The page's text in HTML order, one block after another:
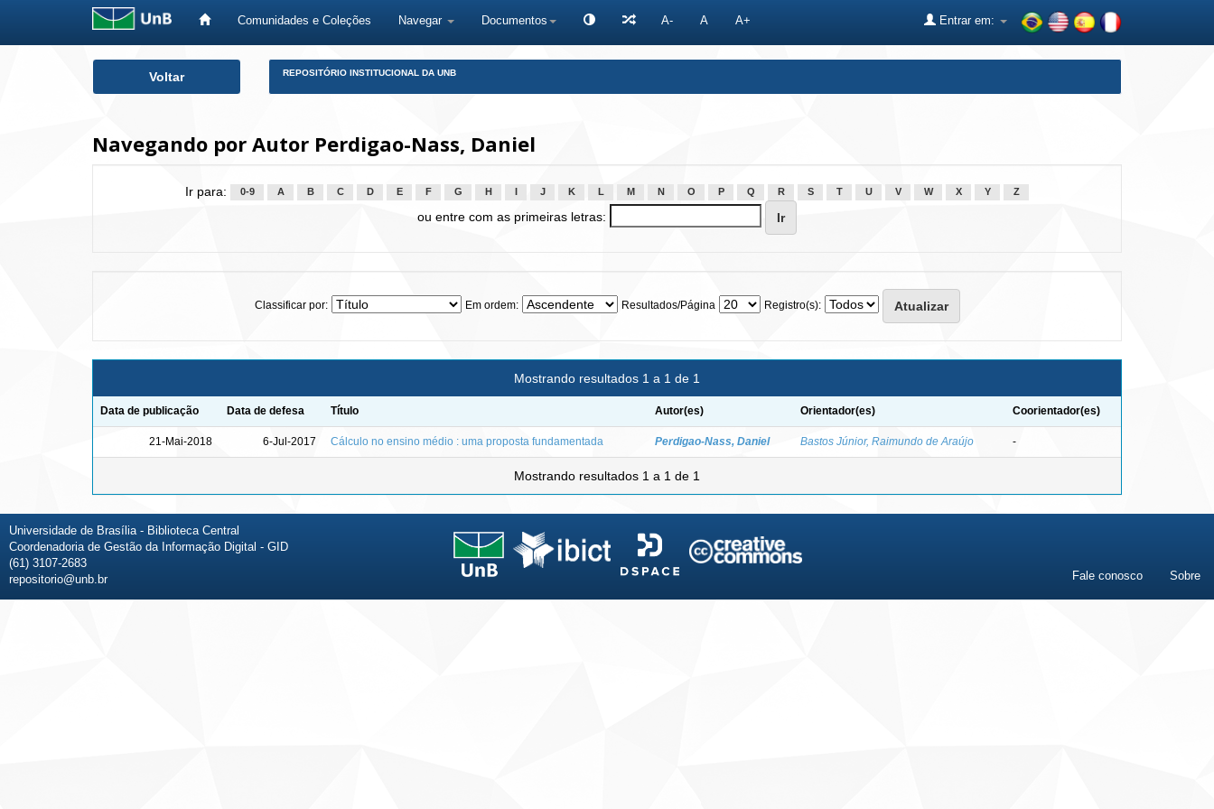
Comunidades e Coleções Navegar Documentos A- A A+ Entrar em:
Voltar REPOSITÓRIO INSTITUCIONAL DA UNB
Navegando por Autor Perdigao-Nass, Daniel
Ir para: 0-9 A B C D E F G H J K L M N O P Q R S T U V W X Y Z
ou entre com as primeiras letras:
Classificar por: Em ordem: Resultados/Página Registro(s):
Mostrando resultados 1 a 1 de 1
Data de publicação Data de defesa Título Autor(es) Orientador(es) Coorientador(es)
21-Mai-2018 6-Jul-2017 Cálculo no ensino médio : uma proposta fundamentada Perdigao-Nass, Daniel Bastos Júnior, Raimundo de Araújo -
Mostrando resultados 1 a 1 de 1
Universidade de Brasília - Biblioteca Central
Coordenadoria de Gestão da Informação Digital - GID
(61) 3107-2683
repositorio@unb.br
Fale conosco Sobre